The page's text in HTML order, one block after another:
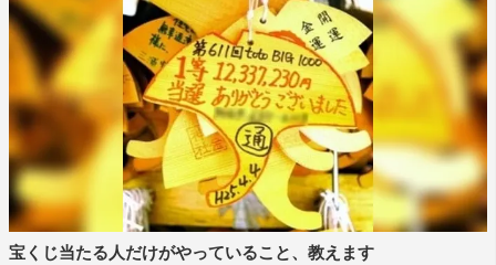
LAPOSTA_JO1_撮影：田中聖太郎
そして各グループのカバーステージコーナーへ。まず初め
にDXTEEN がJO1 のオーディション番組『PRODUCE 101
JAPAN』から人気の楽曲「やんちゃBOYやんちゃ GIRL」
をDXTEEN らしくキュートにカバー。続く INI
宝くじ当たる人だけがやっていること、教えます